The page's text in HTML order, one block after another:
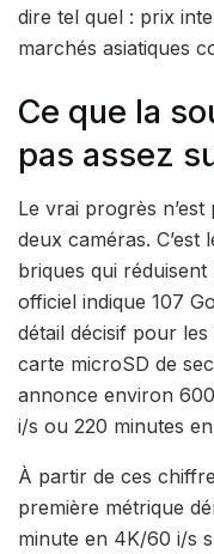
dire tel quel : prix
marchés asiatiques
Ce que la
pas assez
Le vrai progrès
deux caméras. C’est
briques qui
officiel indique 107
détail décisif pour
carte microSD de
annonce environ
i/s ou 220 minutes
À partir de ces
première métrique
minute en 4K/60 i/s